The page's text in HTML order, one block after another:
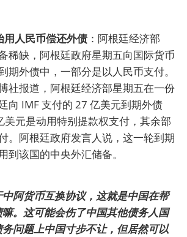
用人民币偿还外债 ：阿根廷经济部
稀缺，阿根廷政府星期五向国际货币
期外债中，一部分是以人民币支付。
社报道，阿根廷经济部星期五在一份
向 IMF 支付的 27 亿美元到期外债
美元是动用特别提款权支付，其余部
。阿根廷政府发言人说，这一轮到期
到该国的中央外汇储备。
中阿货币互换协议，这就是中国在帮
。这可能会伤了中国其他债务人国
问题上中国寸步不让，但居然可以